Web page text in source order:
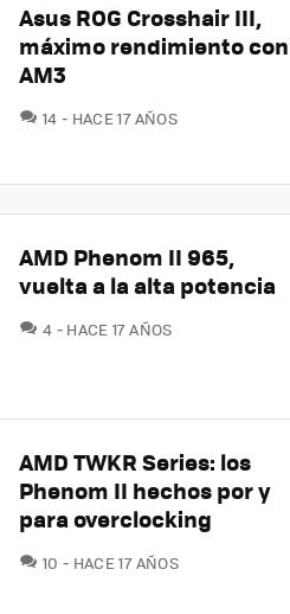
Asus ROG Crosshair III,
máximo rendimiento con
AM3
14 COMENTARIOS
HACE 17 AÑOS
AMD Phenom II 965,
vuelta a la alta potencia
4 COMENTARIOS
HACE 17 AÑOS
AMD TWKR Series: los
Phenom II hechos por y
para overclocking
10 COMENTARIOS
HACE 17 AÑOS